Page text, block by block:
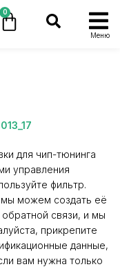
0
Меню
для чип-тюнинга
управления
фильтр.
мы можем создать её
связи, и мы
прикрепите
данные,
вам нужна только